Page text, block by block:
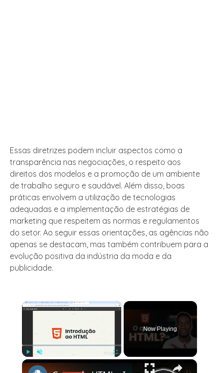
Essas diretrizes podem incluir aspectos como a
transparência nas negociações, o respeito aos
direitos dos modelos e a promoção de um ambiente
de trabalho seguro e saudável. Além disso, boas
práticas envolvem a utilização de tecnologias
adequadas e a implementação de estratégias de
marketing que respeitem as normas e regulamentos
do setor. Ao seguir essas orientações, as agências não
apenas se destacam, mas também contribuem para a
evolução positiva da indústria da moda e da
publicidade.
×
Now Playing
×